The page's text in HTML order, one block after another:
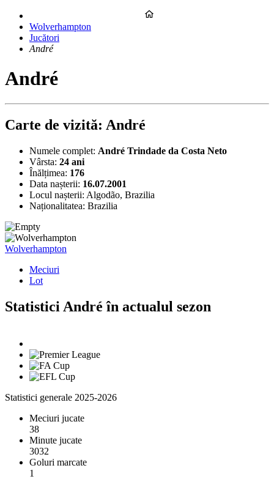
Wolverhampton
Jucători
André
André
Carte de vizită: André
Numele complet: André Trindade da Costa Neto
Vârsta: 24 ani
Înălțimea: 176
Data nașterii: 16.07.2001
Locul nașterii: Algodão, Brazilia
Naționalitatea: Brazilia
Wolverhampton
Meciuri
Lot
Statistici André în actualul sezon
Statistici generale 2025-2026
Meciuri jucate
38
Minute jucate
3032
Goluri marcate
1